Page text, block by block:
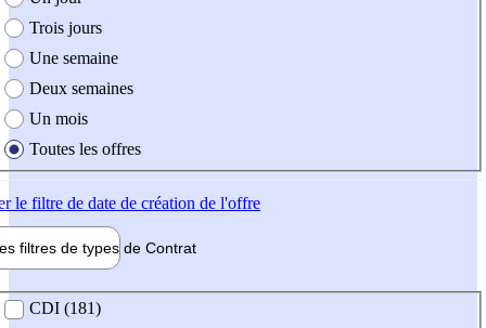
Trois jours
Une semaine
Deux semaines
Un mois
Toutes les offres
le filtre de date de création de l'offre
filtres de types de Contrat
contrat
CDI (181)